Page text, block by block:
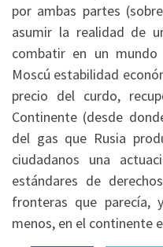
por ambas partes
asumir la realidad de
combatir en un
Moscú estabilidad
precio del curdo,
Continente (desde
del gas que Rusia
ciudadanos una
estándares de
fronteras que parecía,
menos, en el continente